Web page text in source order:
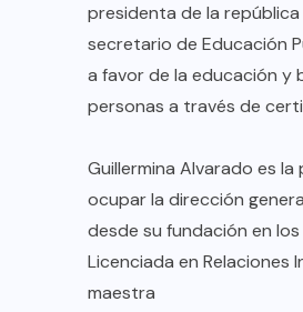
presidenta de la
secretario de Educación
a favor de la educación y
personas a través de
Guillermina Alvarado es la
ocupar la dirección
desde su fundación en
Licenciada en Relaciones
maestra